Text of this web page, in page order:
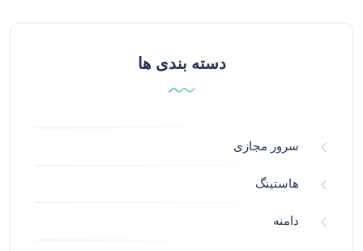
دسته بندی ها
سرور مجازی
هاستینگ
دامنه